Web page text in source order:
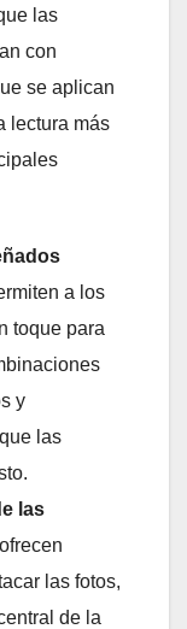
las
con
se aplican
lectura más
a los
toque para
y
las
las
ofrecen
las fotos,
de la